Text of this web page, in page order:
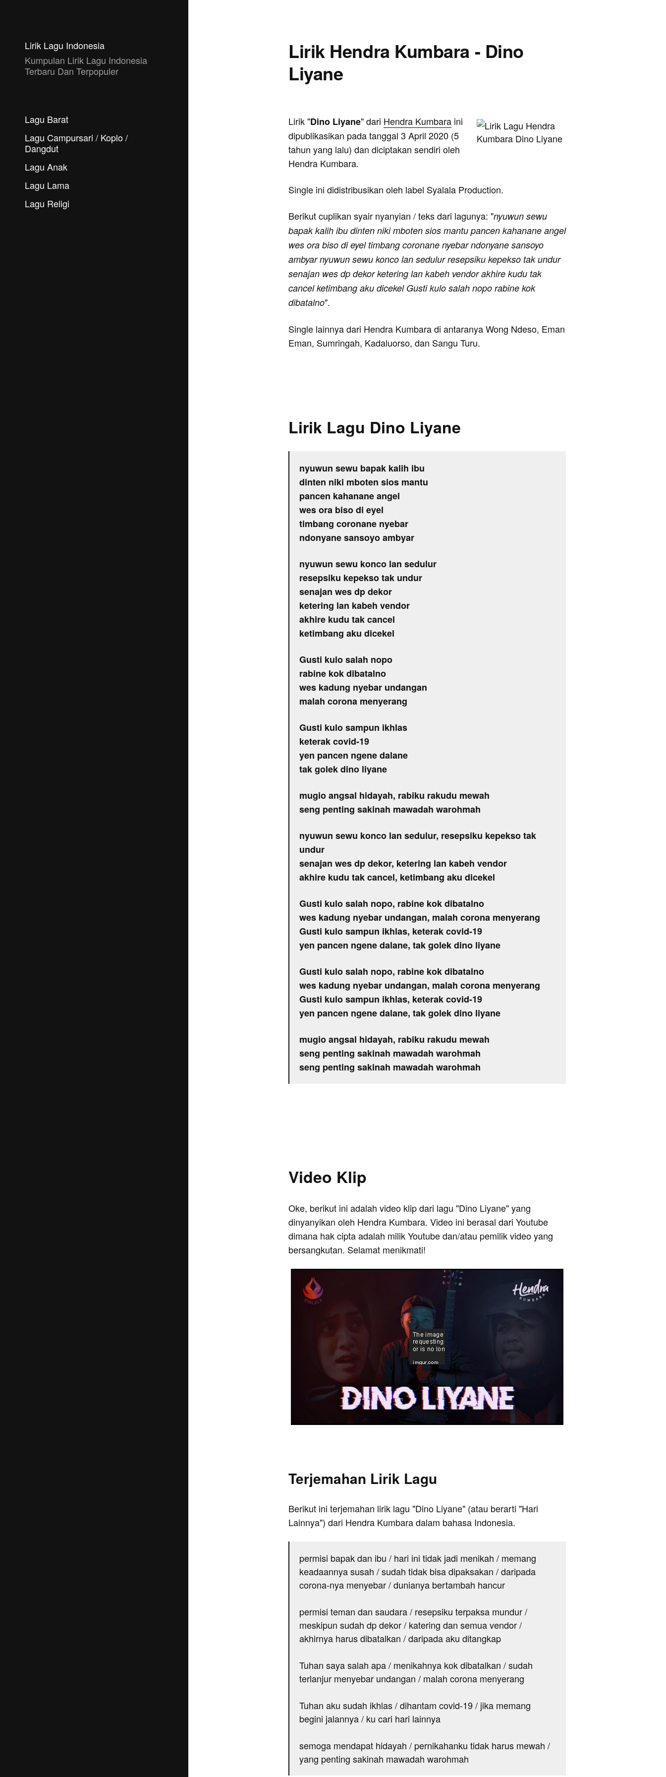
Lirik Lagu Indonesia
Kumpulan Lirik Lagu Indonesia
Terbaru Dan Terpopuler
Lagu Barat
Lagu Campursari / Koplo /
Dangdut
Lagu Anak
Lagu Lama
Lagu Religi
Lirik Hendra Kumbara - Dino
Liyane
Lirik "Dino Liyane" dari Hendra Kumbara ini
dipublikasikan pada tanggal 3 April 2020 (5
tahun yang lalu) dan diciptakan sendiri oleh
Hendra Kumbara.
Single ini didistribusikan oleh label Syalala Production.
Berikut cuplikan syair nyanyian / teks dari lagunya: "nyuwun sewu
bapak kalih ibu dinten niki mboten sios mantu pancen kahanane angel
wes ora biso di eyel timbang coronane nyebar ndonyane sansoyo
ambyar nyuwun sewu konco lan sedulur resepsiku kepekso tak undur
senajan wes dp dekor ketering lan kabeh vendor akhire kudu tak
cancel ketimbang aku dicekel Gusti kulo salah nopo rabine kok
dibatalno".
Single lainnya dari Hendra Kumbara di antaranya Wong Ndeso, Eman
Eman, Sumringah, Kadaluorso, dan Sangu Turu.
Lirik Lagu Dino Liyane
nyuwun sewu bapak kalih ibu
dinten niki mboten sios mantu
pancen kahanane angel
wes ora biso di eyel
timbang coronane nyebar
ndonyane sansoyo ambyar
nyuwun sewu konco lan sedulur
resepsiku kepekso tak undur
senajan wes dp dekor
ketering lan kabeh vendor
akhire kudu tak cancel
ketimbang aku dicekel
Gusti kulo salah nopo
rabine kok dibatalno
wes kadung nyebar undangan
malah corona menyerang
Gusti kulo sampun ikhlas
keterak covid-19
yen pancen ngene dalane
tak golek dino liyane
mugio angsal hidayah, rabiku rakudu mewah
seng penting sakinah mawadah warohmah
nyuwun sewu konco lan sedulur, resepsiku kepekso tak
undur
senajan wes dp dekor, ketering lan kabeh vendor
akhire kudu tak cancel, ketimbang aku dicekel
Gusti kulo salah nopo, rabine kok dibatalno
wes kadung nyebar undangan, malah corona menyerang
Gusti kulo sampun ikhlas, keterak covid-19
yen pancen ngene dalane, tak golek dino liyane
Gusti kulo salah nopo, rabine kok dibatalno
wes kadung nyebar undangan, malah corona menyerang
Gusti kulo sampun ikhlas, keterak covid-19
yen pancen ngene dalane, tak golek dino liyane
mugio angsal hidayah, rabiku rakudu mewah
seng penting sakinah mawadah warohmah
seng penting sakinah mawadah warohmah
Video Klip
Oke, berikut ini adalah video klip dari lagu "Dino Liyane" yang
dinyanyikan oleh Hendra Kumbara. Video ini berasal dari Youtube
dimana hak cipta adalah milik Youtube dan/atau pemilik video yang
bersangkutan. Selamat menikmati!
Terjemahan Lirik Lagu
Berikut ini terjemahan lirik lagu "Dino Liyane" (atau berarti "Hari
Lainnya") dari Hendra Kumbara dalam bahasa Indonesia.
permisi bapak dan ibu / hari ini tidak jadi menikah / memang
keadaannya susah / sudah tidak bisa dipaksakan / daripada
corona-nya menyebar / dunianya bertambah hancur
permisi teman dan saudara / resepsiku terpaksa mundur /
meskipun sudah dp dekor / katering dan semua vendor /
akhirnya harus dibatalkan / daripada aku ditangkap
Tuhan saya salah apa / menikahnya kok dibatalkan / sudah
terlanjur menyebar undangan / malah corona menyerang
Tuhan aku sudah ikhlas / dihantam covid-19 / jika memang
begini jalannya / ku cari hari lainnya
semoga mendapat hidayah / pernikahanku tidak harus mewah /
yang penting sakinah mawadah warohmah